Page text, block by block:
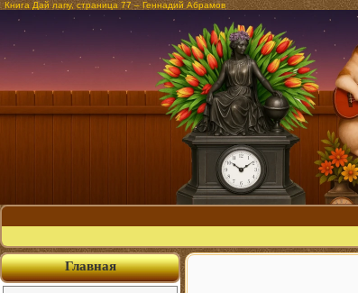
Книга Дай лапу, страница 77 – Геннадий Абрамов
Главная